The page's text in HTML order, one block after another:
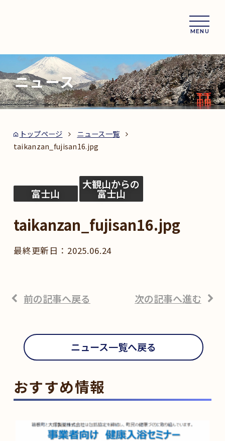
MENU
ニュース
トップページ
ニュース一覧
taikanzan_fujisan16.jpg
富士山
大観山からの
富士山
taikanzan_fujisan16.jpg
2025.06.24
前の記事へ戻る 次の記事へ進む
ニュース一覧へ戻る
おすすめ情報